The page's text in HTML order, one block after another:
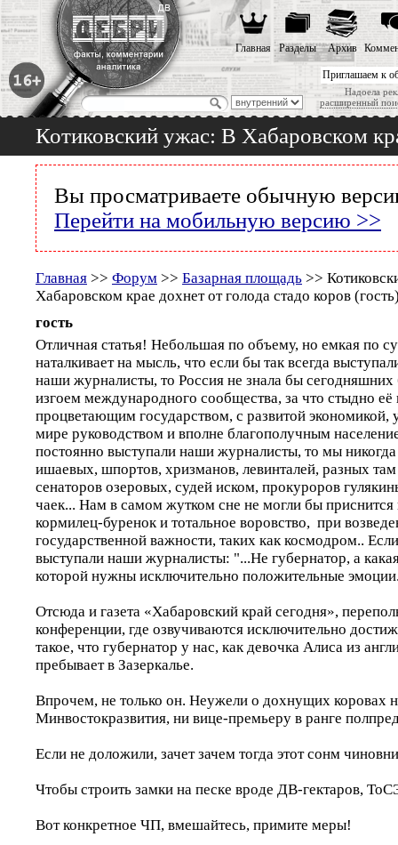
Приглашаем к
Надоела
расширенный
Главная Разделы Архив
Котиковский ужас: В Хабаровском
Вы просматриваете обычную
Перейти на мобильную версию >>
Главная >> Форум >> Базарная площадь >>
Хабаровском крае дохнет от голода стадо коров
гость
Отличная статья! Небольшая по объему, но емкая по
наталкивает на мысль, что если бы так всегда
наши журналисты, то Россия не знала бы
изгоем международного сообщества, за что стыдно
процветающим государством, с развитой
мире руководством и вполне благополучным
постоянно выступали наши журналисты, то мы
ишаевых, шпортов, хризманов, левинталей, разных
сенаторов озеровых, судей иском, прокуроров
чаек... Нам в самом жутком сне не могли бы
кормилец-буренок и тотальное воровство, при
государственной важности, таких как космодром..
выступали наши журналисты: "...Не губернатор, а
которой нужны исключительно положительные
Отсюда и газета «Хабаровский край сегодня»,
конференции, где озвучиваются исключительно
такое, что губернатор у нас, как девочка Алиса из
пребывает в Зазеркалье.
Впрочем, не только он. Неужели о дохнущих коровах
Минвостокразвития, ни вице-премьеру в ранге
Если не доложили, зачет зачем тогда этот сонм
Чтобы строить замки на песке вроде ДВ-гектаров,
Вот конкретное ЧП, вмешайтесь, примите меры!